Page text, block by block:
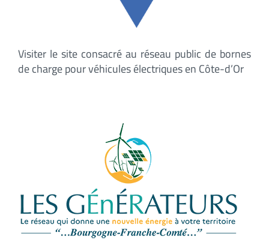
Visiter le site consacré au réseau public de bornes
de charge pour véhicules électriques en Côte-d’Or